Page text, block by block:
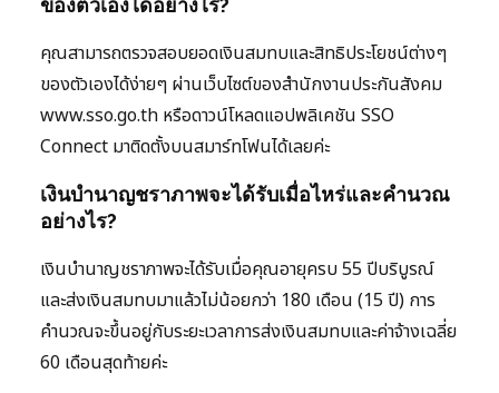
ของตัวเองได้อย่างไร?
คุณสามารถตรวจสอบยอดเงินสมทบและสิทธิประโยชน์ต่างๆ
ของตัวเองได้ง่ายๆ ผ่านเว็บไซต์ของสำนักงานประกันสังคม
www.sso.go.th หรือดาวน์โหลดแอปพลิเคชัน SSO
Connect มาติดตั้งบนสมาร์ทโฟนได้เลยค่ะ
เงินบำนาญชราภาพจะได้รับเมื่อไหร่และคำนวณ
อย่างไร?
เงินบำนาญชราภาพจะได้รับเมื่อคุณอายุครบ 55 ปีบริบูรณ์
และส่งเงินสมทบมาแล้วไม่น้อยกว่า 180 เดือน (15 ปี) การ
คำนวณจะขึ้นอยู่กับระยะเวลาการส่งเงินสมทบและค่าจ้างเฉลี่ย
60 เดือนสุดท้ายค่ะ